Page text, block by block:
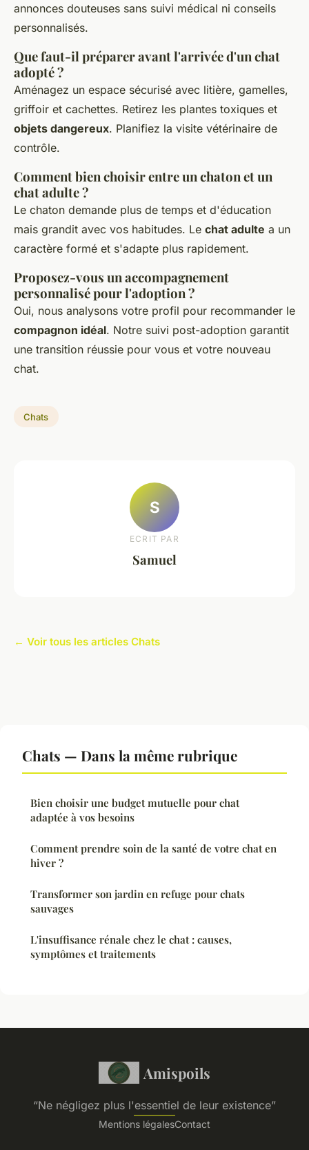
annonces douteuses sans suivi médical ni conseils
personnalisés.
Que faut-il préparer avant l'arrivée d'un chat
adopté ?
Aménagez un espace sécurisé avec litière, gamelles,
griffoir et cachettes. Retirez les plantes toxiques et
objets dangereux. Planifiez la visite vétérinaire de
contrôle.
Comment bien choisir entre un chaton et un
chat adulte ?
Le chaton demande plus de temps et d'éducation
mais grandit avec vos habitudes. Le chat adulte a un
caractère formé et s'adapte plus rapidement.
Proposez-vous un accompagnement
personnalisé pour l'adoption ?
Oui, nous analysons votre profil pour recommander le
compagnon idéal. Notre suivi post-adoption garantit
une transition réussie pour vous et votre nouveau
chat.
Chats
S
ECRIT PAR
Samuel
← Voir tous les articles Chats
Chats — Dans la même rubrique
Bien choisir une budget mutuelle pour chat
adaptée à vos besoins
Comment prendre soin de la santé de votre chat en
hiver ?
Transformer son jardin en refuge pour chats
sauvages
L'insuffisance rénale chez le chat : causes,
symptômes et traitements
Amispoils
“Ne négligez plus l'essentiel de leur existence”
Mentions légalesContact